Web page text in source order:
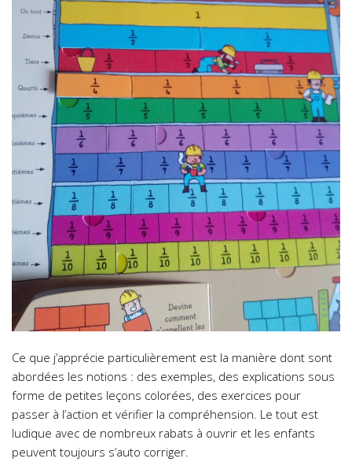
Ce que j’apprécie particulièrement est la manière dont sont
abordées les notions : des exemples, des explications sous
forme de petites leçons colorées, des exercices pour
passer à l’action et vérifier la compréhension. Le tout est
ludique avec de nombreux rabats à ouvrir et les enfants
peuvent toujours s’auto corriger.